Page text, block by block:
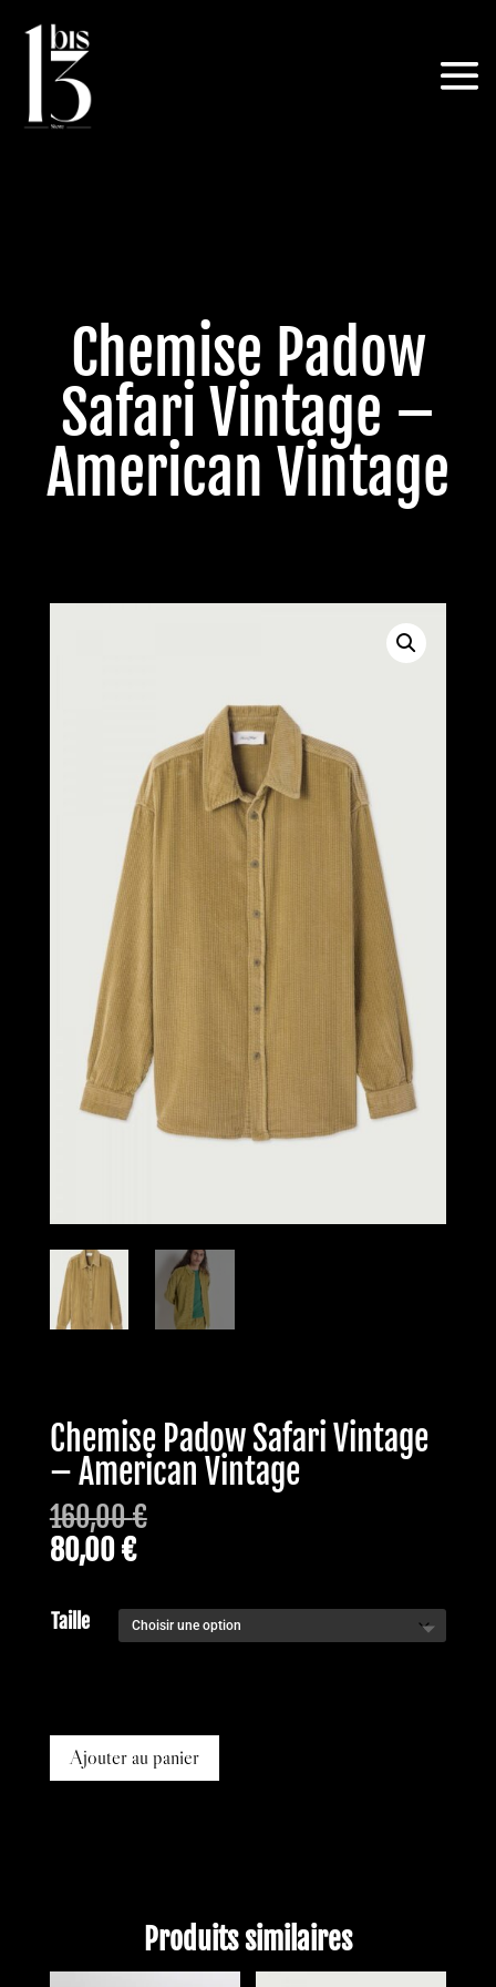
Chemise Padow
Safari Vintage –
American Vintage
Chemise Padow Safari Vintage
– American Vintage
160,00€
80,00€
Taille
Ajouter au panier
Produits similaires